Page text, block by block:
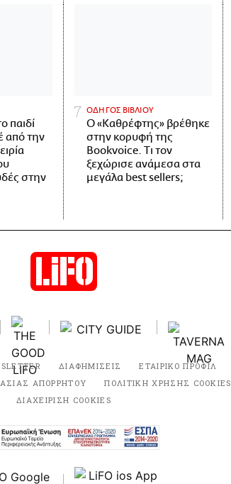
παιδί
από την
στην
ΟΔΗΓΟΣ ΒΙΒΛΙΟΥ
Ο «Καθρέφτης» βρέθηκε
στην κορυφή της
Bookvoice. Τι τον
ξεχώρισε ανάμεσα στα
μεγάλα best sellers;
ΔΙΑΦΗΜΙΣΕΙΣ ΕΤΑΙΡΙΚΟ ΠΡΟΦΙΛ
ΑΠΟΡΡΗΤΟΥ
ΠΟΛΙΤΙΚΗ ΧΡΗΣΗΣ COOKIES
ΔΙΑΧΕΙΡΙΣΗ COOKIES